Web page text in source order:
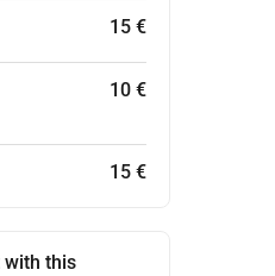
15 €
10 €
15 €
with this